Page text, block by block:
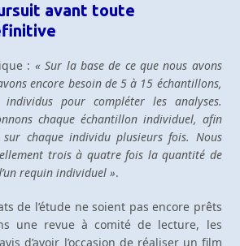
avant toute
: « Sur la base de ce que nous avons
encore besoin de 5 à 15 échantillons,
individus pour compléter les analyses.
chaque échantillon individuel, afin
sur chaque individu plusieurs fois. Nous
trois à quatre fois la quantité de
requin individuel ».
de l’étude ne soient pas encore prêts
une revue à comité de lecture, les
d’avoir l’occasion de réaliser un film